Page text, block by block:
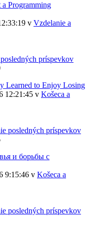
Programming
v Vzdelanie a
Learned to Enjoy Losing
12:21:45 v Košeca a
и борьбы с
9:15:46 v Košeca a